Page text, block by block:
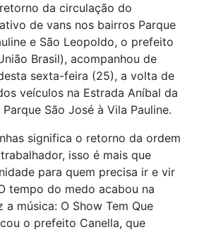
da circulação do
de vans nos bairros Parque
e São Leopoldo, o prefeito
Brasil), acompanhou de
sexta-feira (25), a volta de
veículos na Estrada Aníbal da
São José à Vila Pauline.
significa o retorno da ordem
isso é mais que
para quem precisa ir e vir
tempo do medo acabou na
música: O Show Tem Que
o prefeito Canella, que